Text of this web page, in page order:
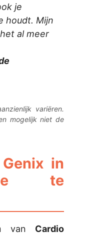
je
houdt. Mijn
al meer
variëren.
mogelijk niet de
in
te
van Cardio